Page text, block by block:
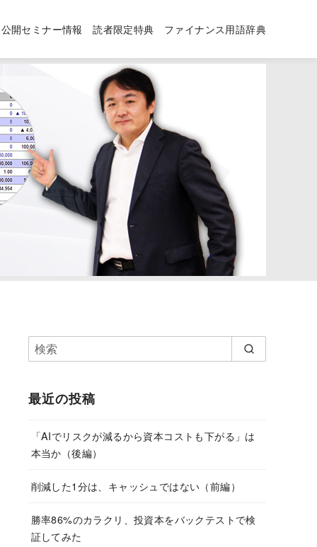
公開セミナー情報 読者限定特典 ファイナンス用語辞典
最近の投稿
「AIでリスクが減るから資本コストも下がる」は
本当か（後編）
削減した1分は、キャッシュではない（前編）
勝率86%のカラクリ、投資本をバックテストで検
証してみた